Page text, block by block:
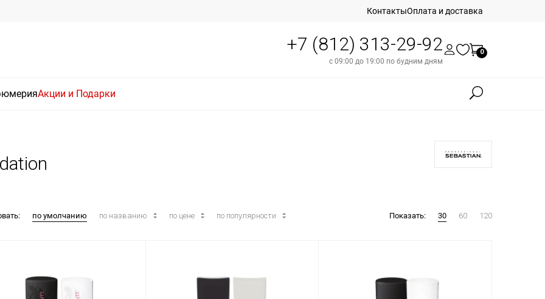
КонтактыОплата и доставка
+7 (812) 313-29-92
с 09:00 до 19:00 по будним дням
0
Акции и Подарки
по умолчанию по названию по цене по популярности Показать: 30 60 120